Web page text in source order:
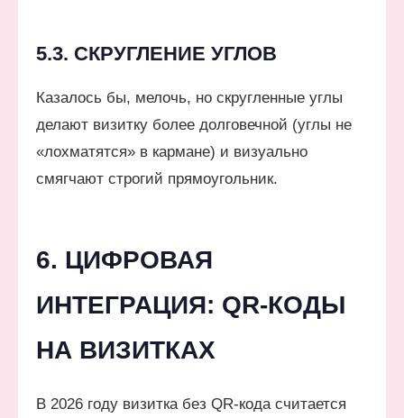
5.3. СКРУГЛЕНИЕ УГЛОВ
Казалось бы, мелочь, но скругленные углы
делают визитку более долговечной (углы не
«лохматятся» в кармане) и визуально
смягчают строгий прямоугольник.
6. ЦИФРОВАЯ
ИНТЕГРАЦИЯ: QR-КОДЫ
НА ВИЗИТКАХ
В 2026 году визитка без QR-кода считается